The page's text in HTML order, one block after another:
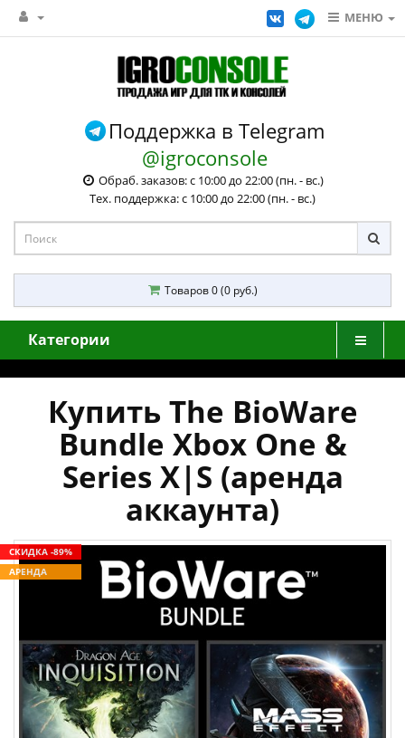
МЕНЮ
Поддержка в Telegram
@igroconsole
Обраб. заказов: с 10:00 до 22:00 (пн. - вс.)
Тех. поддержка: с 10:00 до 22:00 (пн. - вс.)
Товаров 0 (0 руб.)
Категории
Купить The BioWare
Bundle Xbox One &
Series X|S (аренда
аккаунта)
СКИДКА -89%
АРЕНДА